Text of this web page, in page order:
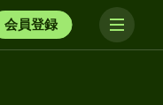
会員登録